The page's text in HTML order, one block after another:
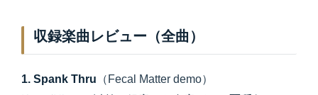
収録楽曲レビュー（全曲）
1. Spank Thru （Fecal Matter demo）